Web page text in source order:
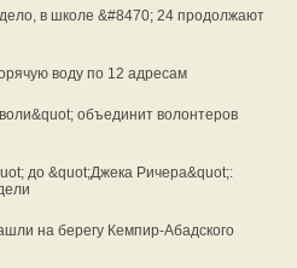
в школе &#8470; 24 продолжают
воду по 12 адресам
объединит волонтеров
до &quot;Джека Ричера&quot;:
на берегу Кемпир-Абадского